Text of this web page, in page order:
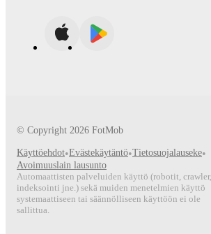
© Copyright 2026 FotMob
Käyttöehdot•Evästekäytäntö•Tietosuojalauseke•
Avoimuuslain lausunto
Automaattisten palveluiden käyttö (robotit, crawler,
indeksointi jne.) sekä muiden menetelmien käyttö
systemaattiseen tai säännölliseen käyttöön ei ole
sallittua.